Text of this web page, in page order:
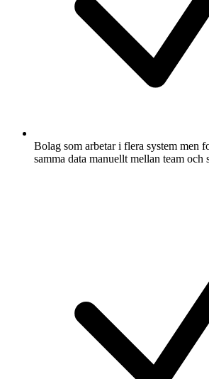
Bolag som arbetar i flera system men
samma data manuellt mellan team och